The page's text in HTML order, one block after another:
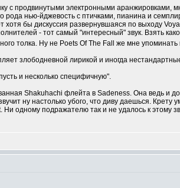
с продвинутыми электронными аранжировками,
рода нью-йджевость с птичками, пианина и
бы дискуссия развернувшаяся по выходу
- тот самый "интересный" звук. Взять
толка. Ну не Poets Of The Fall же мне
злободневной лирикой и иногда
и несколько специфичную".
Shakuhachi флейта в Sadeness. Она ведь и
ну настолько убого, что диву даешься. Крету
одному подражателю так и не удалось к этому